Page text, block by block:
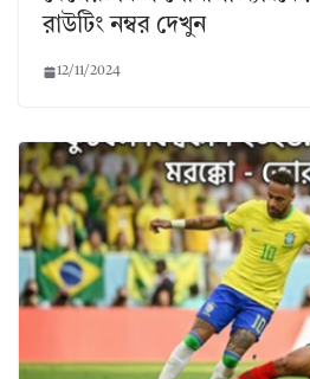
রাউটিং নম্বর দেখুন
12/11/2024